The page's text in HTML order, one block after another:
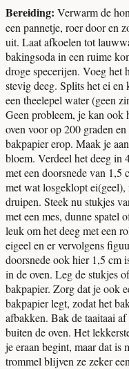
Bereiding: Verwarm de
een pannetje, roer door en
uit. Laat afkoelen tot
bakingsoda in een ruime
droge specerijen. Voeg het
stevig deeg. Splits het ei
een theelepel water (geen
Geen probleem, je kan ook
oven voor op 200 graden
bakpapier erop. Maak je
bloem. Verdeel het deeg in
met een doorsnede van 1,5
met wat losgeklopt
druipen. Steek nu stukjes
met een mes, dunne spatel
leuk om het deeg met een
eigeel en er vervolgens
doorsnede ook hier 1,5 cm
in de oven. Leg de stukjes
bakpapier. Zorg dat je ook
bakpapier legt, zodat het
afbakken. Bak de taaitaai
buiten de oven. Het
je eraan begint, maar dat
trommel blijven ze zeker